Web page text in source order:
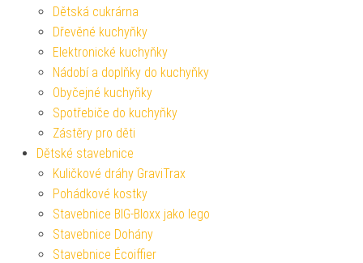
Dětská cukrárna
Dřevěné kuchyňky
Elektronické kuchyňky
Nádobí a doplňky do kuchyňky
Obyčejné kuchyňky
Spotřebiče do kuchyňky
Zástěry pro děti
Dětské stavebnice
Kuličkové dráhy GraviTrax
Pohádkové kostky
Stavebnice BIG-Bloxx jako lego
Stavebnice Dohány
Stavebnice Écoiffier